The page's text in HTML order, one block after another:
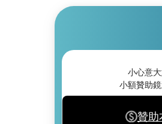
小心意
小額贊助鏡
贊助